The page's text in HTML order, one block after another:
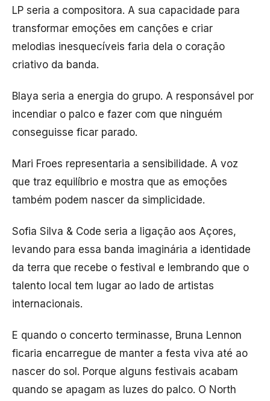
LP seria a compositora. A sua capacidade para
transformar emoções em canções e criar
melodias inesquecíveis faria dela o coração
criativo da banda.
Blaya seria a energia do grupo. A responsável por
incendiar o palco e fazer com que ninguém
conseguisse ficar parado.
Mari Froes representaria a sensibilidade. A voz
que traz equilíbrio e mostra que as emoções
também podem nascer da simplicidade.
Sofia Silva & Code seria a ligação aos Açores,
levando para essa banda imaginária a identidade
da terra que recebe o festival e lembrando que o
talento local tem lugar ao lado de artistas
internacionais.
E quando o concerto terminasse, Bruna Lennon
ficaria encarregue de manter a festa viva até ao
nascer do sol. Porque alguns festivais acabam
quando se apagam as luzes do palco. O North